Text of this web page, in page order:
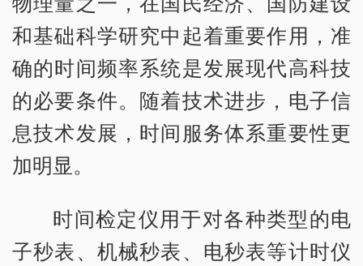
和基础科学研究中起着重要作用，准
确的时间频率系统是发展现代高科技
的必要条件。随着技术进步，电子信
息技术发展，时间服务体系重要性更
加明显。
时间检定仪用于对各种类型的电
子秒表、机械秒表、电秒表等计时仪